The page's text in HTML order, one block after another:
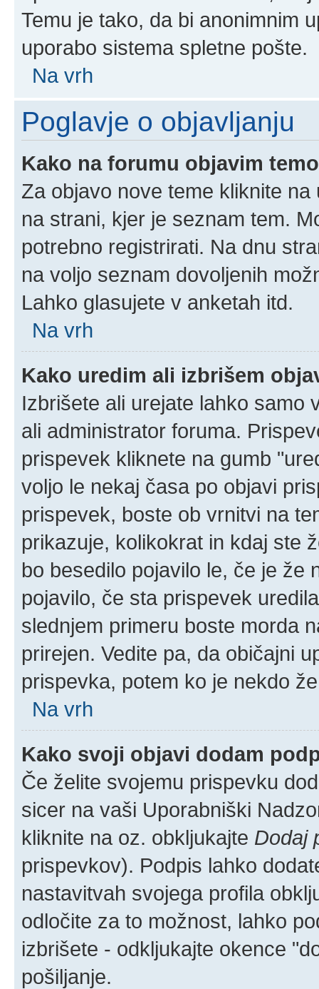
Temu je tako, da bi anonimnim
uporabo sistema spletne pošte.
Na vrh
Poglavje o objavljanju
Kako na forumu objavim
Za objavo nove teme kliknite
na strani, kjer je seznam tem.
potrebno registrirati. Na dnu
na voljo seznam dovoljenih
Lahko glasujete v anketah itd.
Na vrh
Kako uredim ali izbrišem
Izbrišete ali urejate lahko samo
ali administrator foruma.
prispevek kliknete na gumb
voljo le nekaj časa po objavi
prispevek, boste ob vrnitvi na
prikazuje, kolikokrat in kdaj ste
bo besedilo pojavilo le, če je že
pojavilo, če sta prispevek
slednjem primeru boste morda
prirejen. Vedite pa, da običajni
prispevka, potem ko je nekdo
Na vrh
Kako svoji objavi dodam
Če želite svojemu prispevku
sicer na vaši Uporabniški
kliknite na oz. obkljukajte Dodaj
prispevkov). Podpis lahko
nastavitvah svojega profila
odločite za to možnost, lahko
izbrišete - odkljukajte okence
pošiljanje.